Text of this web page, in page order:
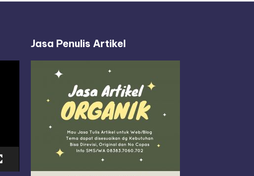
Jasa Penulis Artikel